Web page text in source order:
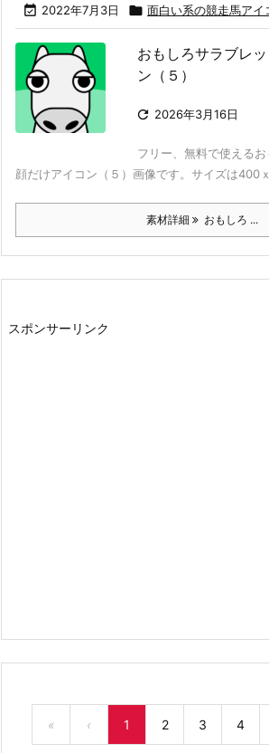
 2022年7月3日  面白い系の競走馬アイ
おもしろサラブレ
ン（５）
 2026年3月16日
フリー、無料で使える
顔だけアイコン（５）画像です。サイズは400
素材詳細 おもしろ ...
スポンサーリンク
« ‹ 1 2 3 4